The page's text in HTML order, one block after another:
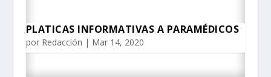
PLATICAS INFORMATIVAS A PARAMÉDICOS
por Redacción | Mar 14, 2020